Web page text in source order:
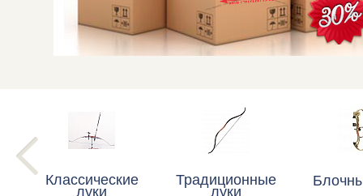
Классические
луки
Традиционные
луки